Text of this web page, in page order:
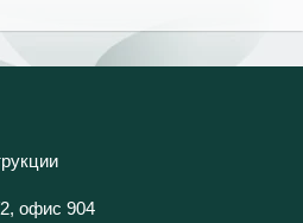
офис 904